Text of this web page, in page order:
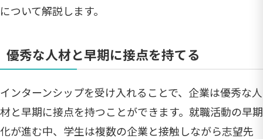
について解説します。
優秀な人材と早期に接点を持てる
インターンシップを受け入れることで、企業は優秀な人
材と早期に接点を持つことができます。就職活動の早期
化が進む中、学生は複数の企業と接触しながら志望先